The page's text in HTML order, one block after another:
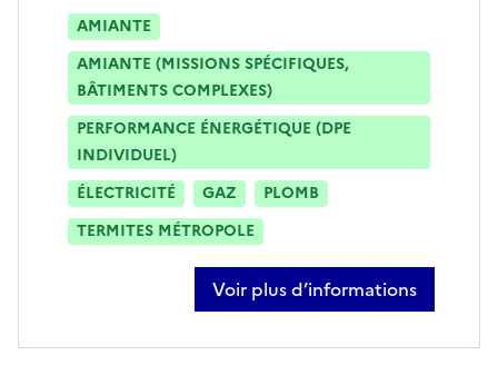
AMIANTE
AMIANTE (MISSIONS SPÉCIFIQUES,
BÂTIMENTS COMPLEXES)
PERFORMANCE ÉNERGÉTIQUE (DPE
INDIVIDUEL)
ÉLECTRICITÉ
GAZ
PLOMB
TERMITES MÉTROPOLE
Voir plus d’informations
sur matthieu marteau